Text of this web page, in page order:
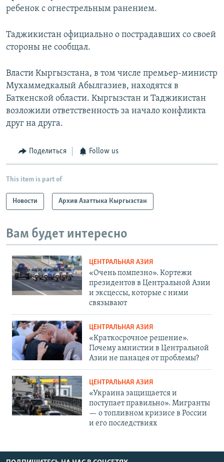
ребенок с огнестрельным ранением.
Таджикистан официально о пострадавших со своей
стороны не сообщал.
Власти Кыргызстана, в том числе премьер-министр
Мухаммедкалый Абылгазиев, находятся в
Баткенской области. Кыргызстан и Таджикистан
возложили ответственность за начало конфликта
друг на друга.
Поделиться Follow us
This item is part of
Новости Архив Азаттыка Кыргызстан
Вам будет интересно
ЦЕНТРАЛЬНАЯ АЗИЯ
«Очень помпезно». Кортежи
президентов в Центральной Азии
и эксцессы, которые с ними
связывают
ЦЕНТРАЛЬНАЯ АЗИЯ
«Краткосрочное решение».
Почему амнистии в Центральной
Азии не панацея от проблемы?
ЦЕНТРАЛЬНАЯ АЗИЯ
«Украина защищается и
поступает правильно». Мигранты
— о топливном кризисе в России
и его последствиях